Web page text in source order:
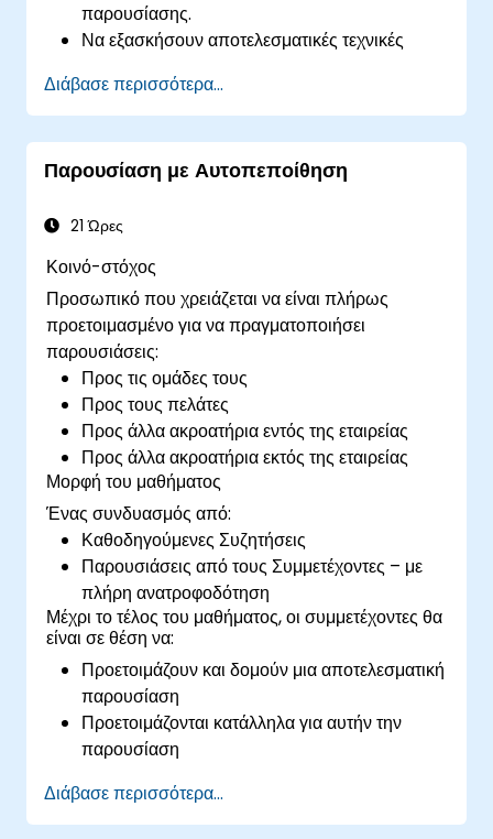
παρουσίασης.
Να εξασκήσουν αποτελεσματικές τεχνικές
παρουσίασης.
Να προετοιμάσουν διαφάνειες στο
PowerPoint που συμπληρώνουν και
ενισχύουν μια παρουσίαση.
που διευκολύνει την εμπιστοσύνη και
προϊόντος ή υπηρεσίας.
Διάβασε περισσότερα...
Παρουσίαση με Αυτοπεποίθηση
21 Ώρες
Κοινό-στόχος
Προσωπικό που χρειάζεται να είναι πλήρως
προετοιμασμένο για να πραγματοποιήσει
παρουσιάσεις:
Προς τις ομάδες τους
Προς τους πελάτες
Προς άλλα ακροατήρια εντός της εταιρείας
Προς άλλα ακροατήρια εκτός της εταιρείας
Μορφή του μαθήματος
Ένας συνδυασμός από:
Καθοδηγούμενες Συζητήσεις
Παρουσιάσεις από τους Συμμετέχοντες – με
πλήρη ανατροφοδότηση
Μέχρι το τέλος του μαθήματος, οι συμμετέχοντες θα
είναι σε θέση να:
Προετοιμάζουν και δομούν μια αποτελεσματική
παρουσίαση
Προετοιμάζονται κατάλληλα για αυτήν την
παρουσίαση
αυτοπεποίθηση
Χρησιμοποιούν τα διάφορα εποπτικά μέσα
Διάβασε περισσότερα...